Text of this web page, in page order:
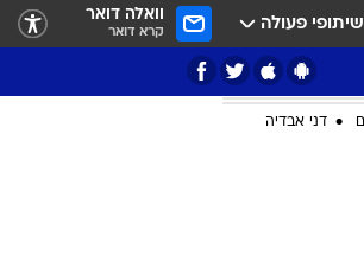
שיתופי פעולה וואלה דואר
קרא דואר